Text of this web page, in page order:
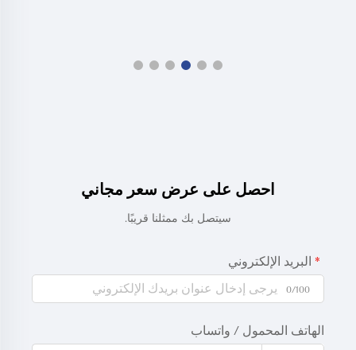
احصل على عرض سعر مجاني
سيتصل بك ممثلنا قريبًا.
البريد الإلكتروني
0/100
الهاتف المحمول / واتساب